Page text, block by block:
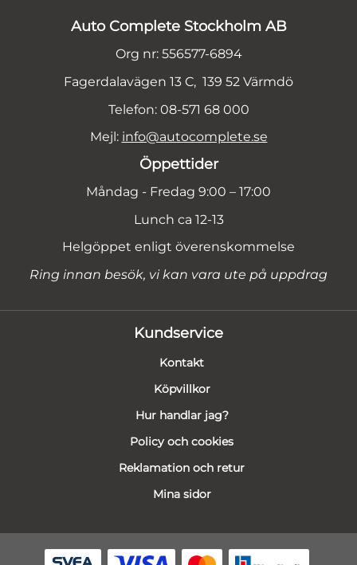
Auto Complete Stockholm AB
Org nr: 556577-6894
Fagerdalavägen 13 C, 139 52 Värmdö
Telefon: 08-571 68 000
Mejl: info@autocomplete.se
Öppettider
Måndag - Fredag 9:00 – 17:00
Lunch ca 12-13
Helgöppet enligt överenskommelse
Ring innan besök, vi kan vara ute på uppdrag
Kundservice
Kontakt
Köpvillkor
Hur handlar jag?
Policy och cookies
Reklamation och retur
Mina sidor